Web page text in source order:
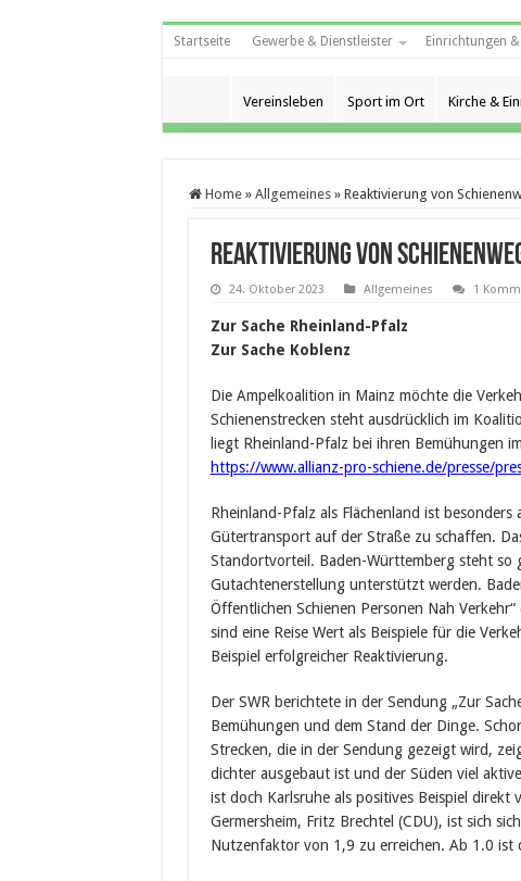
Startseite Gewerbe & Dienstleister Einrichtungen
Vereinsleben Sport im Ort Kirche &
Home » Allgemeines » Reaktivierung von
Reaktivierung von
24. Oktober 2023 Allgemeines 1
Zur Sache Rheinland-Pfalz
Zur Sache Koblenz
Die Ampelkoalition in Mainz möchte die
Schienenstrecken steht ausdrücklich im
liegt Rheinland-Pfalz bei ihren Bemühungen
https://www.allianz-pro-schiene.de/presse/
Rheinland-Pfalz als Flächenland ist
Gütertransport auf der Straße zu schaffen.
Standortvorteil. Baden-Württemberg steht so
Gutachtenerstellung unterstützt werden.
Öffentlichen Schienen Personen Nah
sind eine Reise Wert als Beispiele für die
Beispiel erfolgreicher Reaktivierung.
Der SWR berichtete in der Sendung „Zur
Bemühungen und dem Stand der Dinge.
Strecken, die in der Sendung gezeigt wird,
dichter ausgebaut ist und der Süden viel
ist doch Karlsruhe als positives Beispiel
Germersheim, Fritz Brechtel (CDU), ist sich
Nutzenfaktor von 1,9 zu erreichen. Ab 1.0 ist